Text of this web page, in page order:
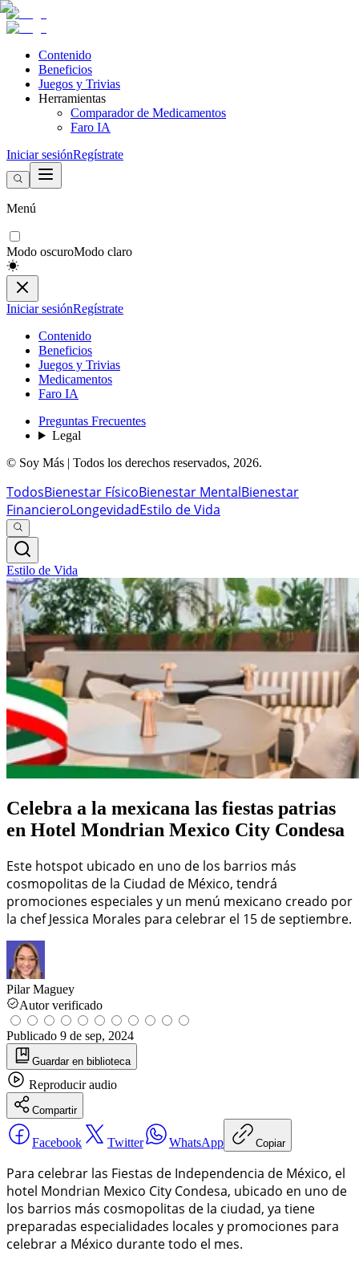
Contenido
Beneficios
Juegos y Trivias
Herramientas
Comparador de Medicamentos
Faro IA
Iniciar sesiónRegístrate
Menú
Modo oscuroModo claro
Iniciar sesiónRegístrate
Contenido
Beneficios
Juegos y Trivias
Medicamentos
Faro IA
Preguntas Frecuentes
Legal
© Soy Más | Todos los derechos reservados, 2026.
TodosBienestar FísicoBienestar MentalBienestar
FinancieroLongevidadEstilo de Vida
Estilo de Vida
Celebra a la mexicana las fiestas patrias
en Hotel Mondrian Mexico City Condesa
Este hotspot ubicado en uno de los barrios más
cosmopolitas de la Ciudad de México, tendrá
promociones especiales y un menú mexicano creado por
la chef Jessica Morales para celebrar el 15 de septiembre.
Pilar Maguey
Autor verificado
Publicado 9 de sep, 2024
Guardar en biblioteca
Reproduciraudio
Compartir
Facebook Twitter WhatsApp Copiar
Para celebrar las Fiestas de Independencia de México, el
hotel Mondrian Mexico City Condesa, ubicado en uno de
los barrios más cosmopolitas de la ciudad, ya tiene
preparadas especialidades locales y promociones para
celebrar a México durante todo el mes.